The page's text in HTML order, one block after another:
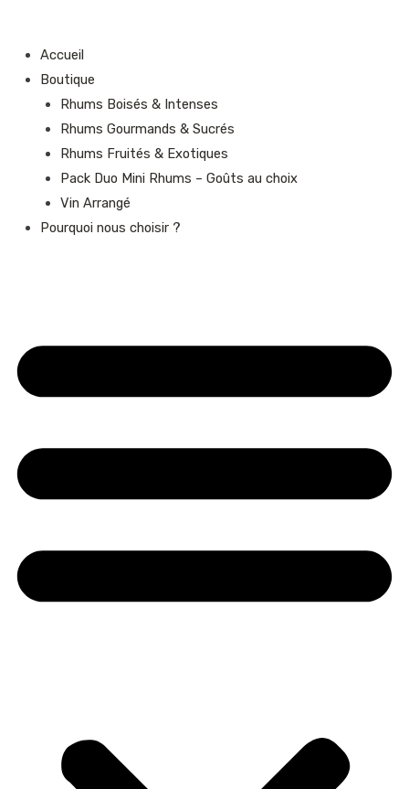
contenuAccueil
Boutique
Rhums Boisés & Intenses
Rhums Gourmands & Sucrés
Rhums Fruités & Exotiques
Pack Duo Mini Rhums – Goûts au choix
Vin Arrangé
Pourquoi nous choisir ?
Rhum
Chêne